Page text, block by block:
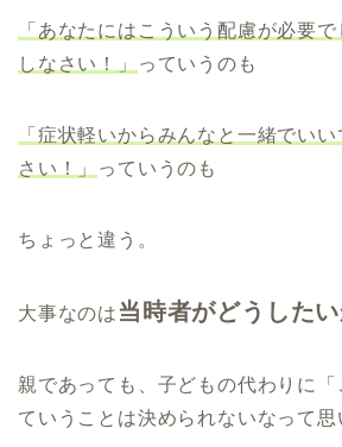
「あなたにはこういう配慮が必要
しなさい！」
っていうのも
「症状軽いからみんなと一緒でい
さい！」
っていうのも
ちょっと違う。
大事なのは 当時者がどうしたい
親であっても、子どもの代わりに「
ていうことは決められないなって思